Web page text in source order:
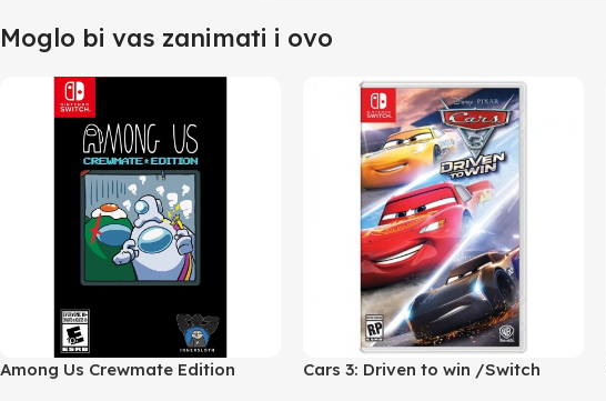
Moglo bi vas zanimati i ovo
Among Us Crewmate Edition
Cars 3: Driven to win /Switch